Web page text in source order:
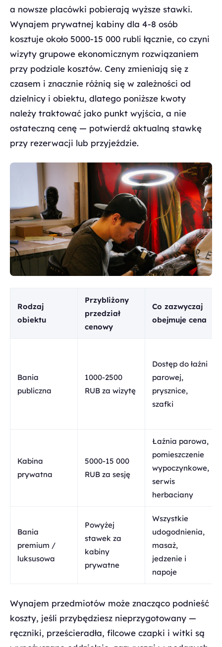
a nowsze placówki pobierają wyższe stawki.
Wynajem prywatnej kabiny dla 4-8 osób
kosztuje około 5000-15 000 rubli łącznie, co czyni
wizyty grupowe ekonomicznym rozwiązaniem
przy podziale kosztów. Ceny zmieniają się z
czasem i znacznie różnią się w zależności od
dzielnicy i obiektu, dlatego poniższe kwoty
należy traktować jako punkt wyjścia, a nie
ostateczną cenę — potwierdź aktualną stawkę
przy rezerwacji lub przyjeździe.
Rodzaj
obiektu
Przybliżony
przedział
cenowy
Co zazwyczaj
obejmuje cena
Bania
publiczna
1000-2500
RUB za wizytę
Dostęp do łaźni
parowej,
prysznice,
szafki
Kabina
prywatna
5000-15 000
RUB za sesję
Łaźnia parowa,
pomieszczenie
wypoczynkowe,
serwis
herbaciany
Bania
premium /
luksusowa
Powyżej
stawek za
kabiny
prywatne
Wszystkie
udogodnienia,
masaż,
jedzenie i
napoje
Wynajem przedmiotów może znacząco podnieść
koszty, jeśli przybędziesz nieprzygotowany —
ręczniki, prześcieradła, filcowe czapki i witki są